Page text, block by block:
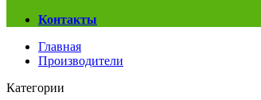
Контакты
Главная
Производители
Категории